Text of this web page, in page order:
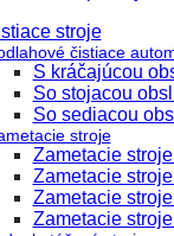
stroje
čistiace
S kráčajúcou
So stojacou
So sediacou
stroje
Zametacie
Zametacie
Zametacie
Zametacie